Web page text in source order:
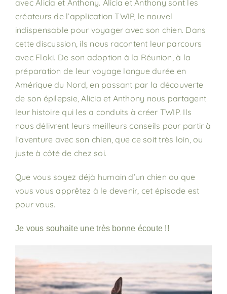
avec Alicia et Anthony. Alicia et Anthony sont les
créateurs de l’application TWIP, le nouvel
indispensable pour voyager avec son chien. Dans
cette discussion, ils nous racontent leur parcours
avec Floki. De son adoption à la Réunion, à la
préparation de leur voyage longue durée en
Amérique du Nord, en passant par la découverte
de son épilepsie, Alicia et Anthony nous partagent
leur histoire qui les a conduits à créer TWIP. Ils
nous délivrent leurs meilleurs conseils pour partir à
l’aventure avec son chien, que ce soit très loin, ou
juste à côté de chez soi.
Que vous soyez déjà humain d’un chien ou que
vous vous apprêtez à le devenir, cet épisode est
pour vous.
Je vous souhaite une très bonne écoute !!